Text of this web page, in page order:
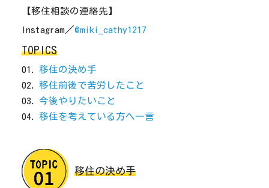
【移住相談の連絡先】
Instagram／@miki_cathy1217
TOPICS
移住の決め手
移住前後で苦労したこと
今後やりたいこと
移住を考えている方へ一言
移住の決め手